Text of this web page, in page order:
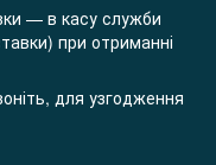
— в касу служби
при отриманні
для узгодження